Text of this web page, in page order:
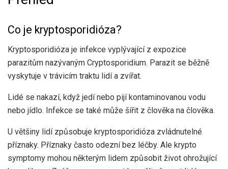
Co je kryptosporidióza?
Kryptosporidióza je infekce vyplývající z expozice
parazitům nazývaným Cryptosporidium. Parazit se běžně
vyskytuje v trávicím traktu lidí a zvířat.
Lidé se nakazí, když jedí nebo pijí kontaminovanou vodu
nebo jídlo. Infekce se také může šířit z člověka na člověka.
U většiny lidí způsobuje kryptosporidióza zvládnutelné
příznaky. Příznaky často odezní bez léčby. Ale krypto
symptomy mohou některým lidem způsobit život ohrožující